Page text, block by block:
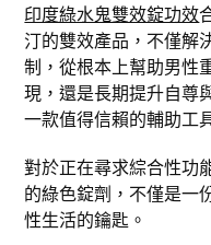
印度綠水鬼雙效錠功效
汀的雙效產品，不僅解
制，從根本上幫助男性
現，還是長期提升自尊
一款值得信賴的輔助工
對於正在尋求綜合性功
的綠色錠劑，不僅是一
性生活的鑰匙。